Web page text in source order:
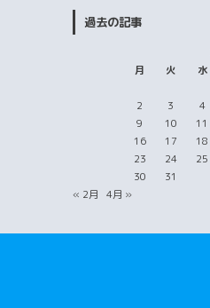
過去の記事
月
火 水
2
3 4
9
10 11
16
17 18
23
24 25
30
31
« 2月
4月 »